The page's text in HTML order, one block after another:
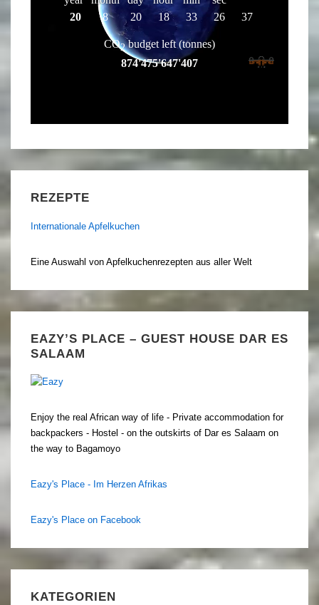
REZEPTE
Internationale Apfelkuchen
Eine Auswahl von Apfelkuchenrezepten aus aller Welt
EAZY’S PLACE – GUEST HOUSE DAR ES
SALAAM
Enjoy the real African way of life - Private accommodation for
backpackers - Hostel - on the outskirts of Dar es Salaam on
the way to Bagamoyo
Eazy's Place - Im Herzen Afrikas
Eazy's Place on Facebook
KATEGORIEN